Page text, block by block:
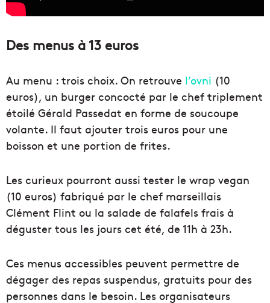
Des menus à 13 euros
Au menu : trois choix. On retrouve l’ovni (10
euros), un burger concocté par le chef triplement
étoilé Gérald Passedat en forme de soucoupe
volante. Il faut ajouter trois euros pour une
boisson et une portion de frites.
Les curieux pourront aussi tester le wrap vegan
(10 euros) fabriqué par le chef marseillais
Clément Flint ou la salade de falafels frais à
déguster tous les jours cet été, de 11h à 23h.
Ces menus accessibles peuvent permettre de
dégager des repas suspendus, gratuits pour des
personnes dans le besoin. Les organisateurs